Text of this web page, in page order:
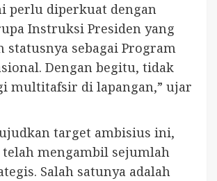
perlu diperkuat dengan
Instruksi Presiden yang
statusnya sebagai Program
Dengan begitu, tidak
multitafsir di lapangan,” ujar
target ambisius ini,
mengambil sejumlah
Salah satunya adalah